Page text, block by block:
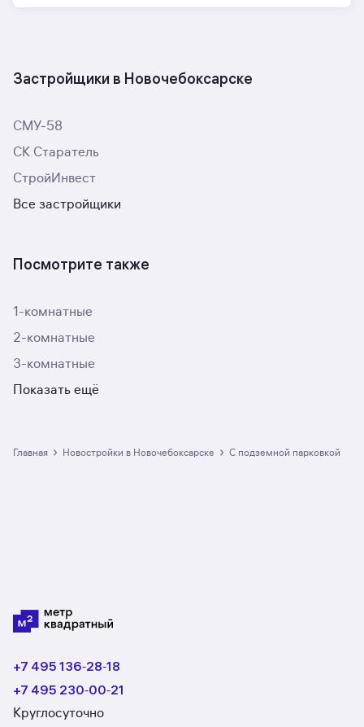
Застройщики в Новочебоксарске
СМУ-58
СК Старатель
СтройИнвест
Все застройщики
Посмотрите также
1-комнатные
2-комнатные
3-комнатные
Показать ещё
Главная › Новостройки в Новочебоксарске › с подземной парковкой
+7 495 136‑28‑18
+7 495 230‑00‑21
Круглосуточно